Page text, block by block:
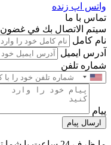
واتس اپ زنده
تماس با ما
سيتم الاتصال بك في غضون 24 ساعة.
نام کامل
آدرس ایمیل
شماره تلفن
پیام
ارسال پیام